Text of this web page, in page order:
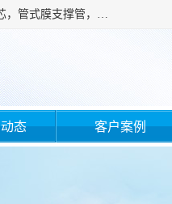
广州滤源过滤器材有限公司主营经营产品有：PTFE烧结滤芯、PE滤芯，烧结滤芯，PE烧结滤芯，PA烧结滤芯，管式膜支撑管，真空上料机滤芯，粉末烧结滤芯，止溢滤芯，吸头滤芯，湿化瓶滤芯、不锈钢烧结滤芯等。公司现拥有一批精干的管理人员和一支高素质的技术队伍，舒适优雅的办公环境和拥有全新现代化标准厂房。
态 客户案例